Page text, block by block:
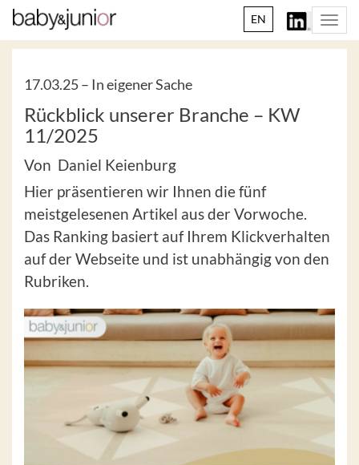
EN
17.03.25 – In eigener Sache
Rückblick unserer Branche – KW
11/2025
Von Daniel Keienburg
Hier präsentieren wir Ihnen die fünf
meistgelesenen Artikel aus der Vorwoche.
Das Ranking basiert auf Ihrem Klickverhalten
auf der Webseite und ist unabhängig von den
Rubriken.